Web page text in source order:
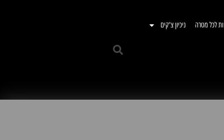
לכל מטרה ניכיון צ'קים